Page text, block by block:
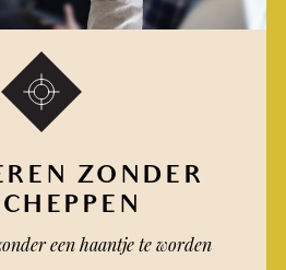
ZONDER
een haantje te worden